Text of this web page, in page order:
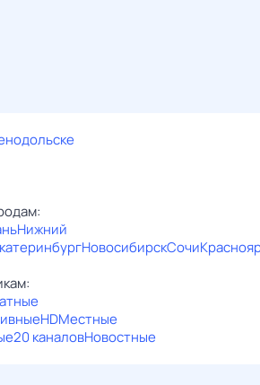
Нижний
НовосибирскСочи
HDМестные
20 каналовНовостные